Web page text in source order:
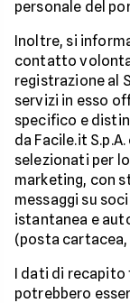
personale del
Inoltre, si
contatto
registrazione al
servizi in esso
specifico e
da Facile.it
selezionati per
marketing, con
messaggi su
istantanea e
(posta
I dati di recapito
potrebbero